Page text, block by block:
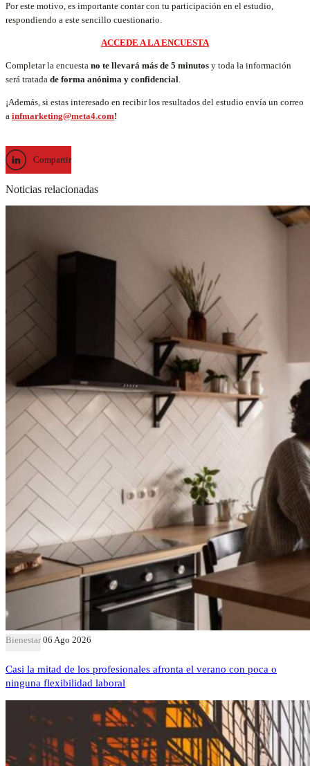
Por este motivo, es importante contar con tu participación en el estudio,
respondiendo a este sencillo cuestionario.
ACCEDE A LA ENCUESTA
Completar la encuesta no te llevará más de 5 minutos y toda la información
será tratada de forma anónima y confidencial.
¡Además, si estas interesado en recibir los resultados del estudio envía un correo
a infmarketing@meta4.com!
Compartir
Noticias relacionadas
Bienestar 06 Ago 2026
Casi la mitad de los profesionales afronta el verano con poca o
ninguna flexibilidad laboral